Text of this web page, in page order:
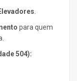
para quem
504):